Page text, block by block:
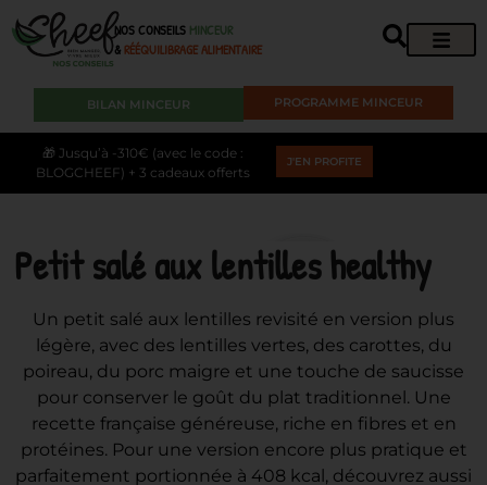
NOS CONSEILS MINCEUR
&RÉÉQUILIBRAGE ALIMENTAIRE
PROGRAMME MINCEUR
BILAN MINCEUR
🎁 Jusqu’à -310€ (avec le code :
BLOGCHEEF) + 3 cadeaux offerts
J'EN PROFITE
Petit salé aux lentilles healthy
Un petit salé aux lentilles revisité en version plus
légère, avec des lentilles vertes, des carottes, du
poireau, du porc maigre et une touche de saucisse
pour conserver le goût du plat traditionnel. Une
recette française généreuse, riche en fibres et en
protéines. Pour une version encore plus pratique et
parfaitement portionnée à 408 kcal, découvrez aussi